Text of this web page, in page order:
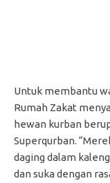
Untuk membantu
Rumah Zakat
hewan kurban
Superqurban.
daging dalam
dan suka dengan